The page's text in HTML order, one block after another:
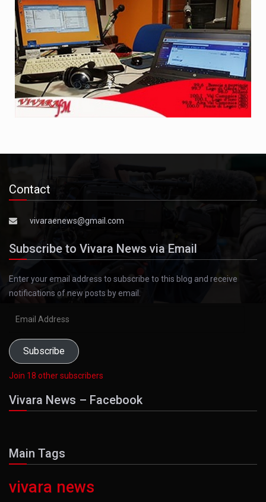
Contact
vivaraenews@gmail.com
Subscribe to Vivara News via Email
Enter your email address to subscribe to this blog and receive
notifications of new posts by email.
Subscribe
Join 18 other subscribers
Vivara News – Facebook
Main Tags
vivara news